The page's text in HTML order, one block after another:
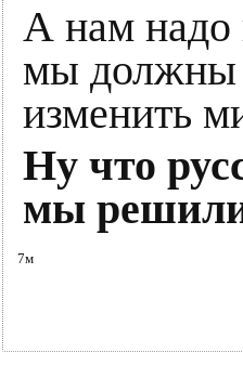
А нам надо
мы должны
изменить
Ну что
мы решили
7м